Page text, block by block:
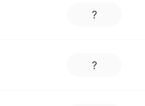
?
?